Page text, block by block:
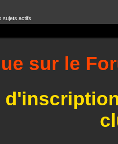
sujets actifs
sur le